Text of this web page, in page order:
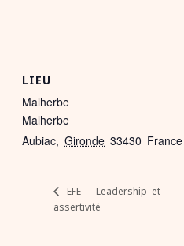
LIEU
Malherbe
Malherbe
Aubiac, Gironde 33430 France
EFE – Leadership et
assertivité